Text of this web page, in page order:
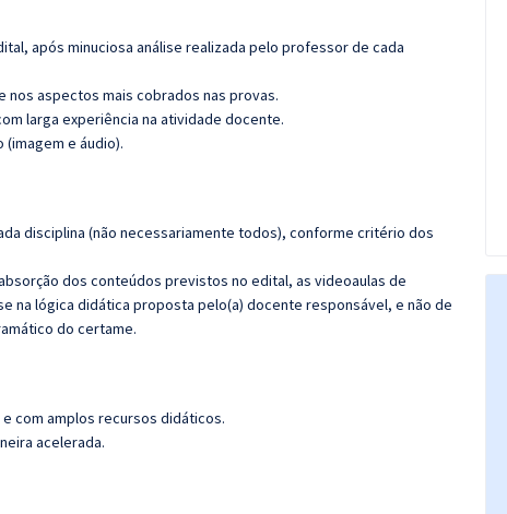
após minuciosa análise realizada pelo professor de cada
aspectos mais cobrados nas provas.
larga experiência na atividade docente.
e áudio).
disciplina (não necessariamente todos), conforme critério dos
dos conteúdos previstos no edital, as videoaulas de
na lógica didática proposta pelo(a) docente responsável, e não de
do certame.
com amplos recursos didáticos.
acelerada.